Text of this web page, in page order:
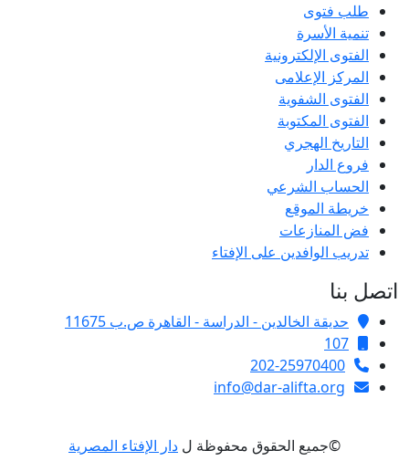
طلب فتوى
تنمية الأسرة
الفتوى الإلكترونية
المركز الإعلامى
الفتوى الشفوية
الفتوى المكتوبة
التاريخ الهجري
فروع الدار
الحساب الشرعي
خريطة الموقع
فض المنازعات
تدريب الوافدين على الإفتاء
اتصل بنا
حديقة الخالدين - الدراسة - القاهرة ص.ب 11675
107
202-25970400
info@dar-alifta.org
©جميع الحقوق محفوظة ل دار الإفتاء المصرية